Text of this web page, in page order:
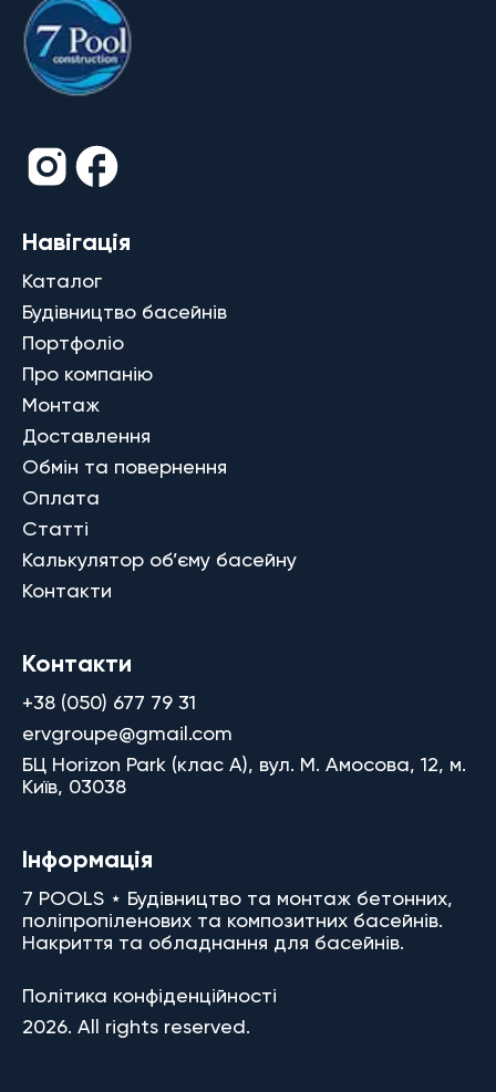
Навігація
Каталог
Будівництво басейнів
Портфоліо
Про компанію
Монтаж
Доставлення
Обмін та повернення
Оплата
Статті
Калькулятор об’єму басейну
Контакти
Контакти
+38 (050) 677 79 31
ervgroupe@gmail.com
БЦ Horizon Park (клас A), вул. М. Амосова, 12, м.
Київ, 03038
Інформація
7 POOLS ⋆ Будівництво та монтаж бетонних,
поліпропіленових та композитних басейнів.
Накриття та обладнання для басейнів.
Політика конфіденційності
2026. All rights reserved.